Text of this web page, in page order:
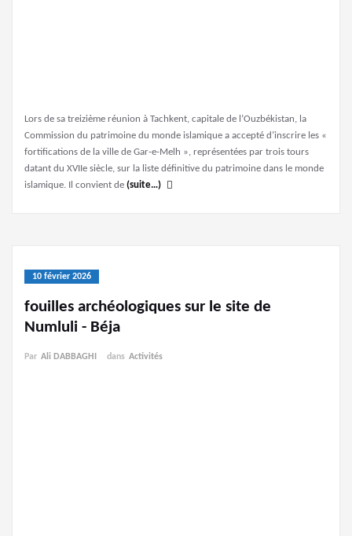
Lors de sa treizième réunion à Tachkent, capitale de l’Ouzbékistan, la
Commission du patrimoine du monde islamique a accepté d’inscrire les «
fortifications de la ville de Gar-e-Melh », représentées par trois tours
datant du XVIIe siècle, sur la liste définitive du patrimoine dans le monde
islamique. Il convient de (suite…)
10 février 2026
fouilles archéologiques sur le site de
Numluli - Béja
Par Ali DABBAGHI dans Activités